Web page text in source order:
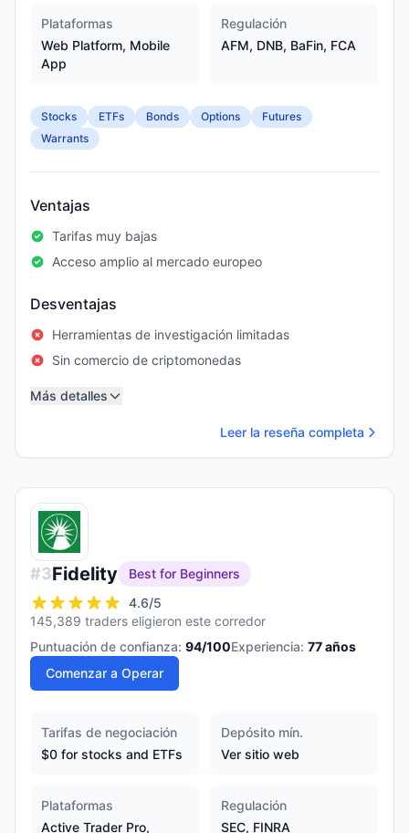
Plataformas
Web Platform, Mobile
App
Regulación
AFM, DNB, BaFin, FCA
Stocks ETFs Bonds Options
Futures
Warrants
Ventajas
Tarifas muy bajas
Acceso amplio al mercado europeo
Desventajas
Herramientas de investigación limitadas
Sin comercio de criptomonedas
Más detalles
Leer la reseña completa
#3Fidelity
Best for Beginners
4.6/5
145,389 traders eligieron este corredor
Puntuación de confianza: 94/100Experiencia: 77años
Comenzar a Operar
Tarifas de negociación
$0 for stocks and ETFs
Depósito mín.
Ver sitio web
Plataformas
Active Trader Pro,
Regulación
SEC, FINRA